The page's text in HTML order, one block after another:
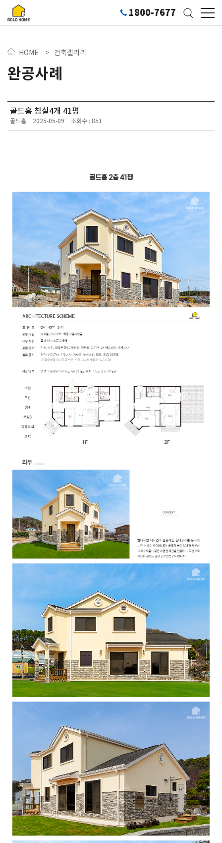
1800-7677
HOME > 건축갤러리
완공사례
골드홈 침실4개 41평
골드홈 2025-05-09 조회수 : 851